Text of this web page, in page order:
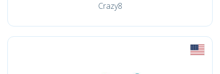
Crazy8